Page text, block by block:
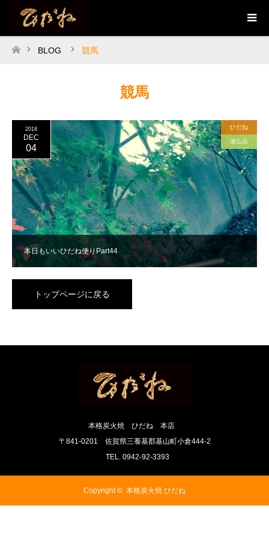
ホーム
BLOG 競馬
競馬
本日もいいひだね便りPart44
2018
DEC
04
ひだね
基山店
トップページに戻る
本格炭火焼 ひだね 本店
〒841-0201 佐賀県三養基郡基山町小倉444-2
TEL. 0942-92-3393
Copyright © 本格炭火焼 ひだね